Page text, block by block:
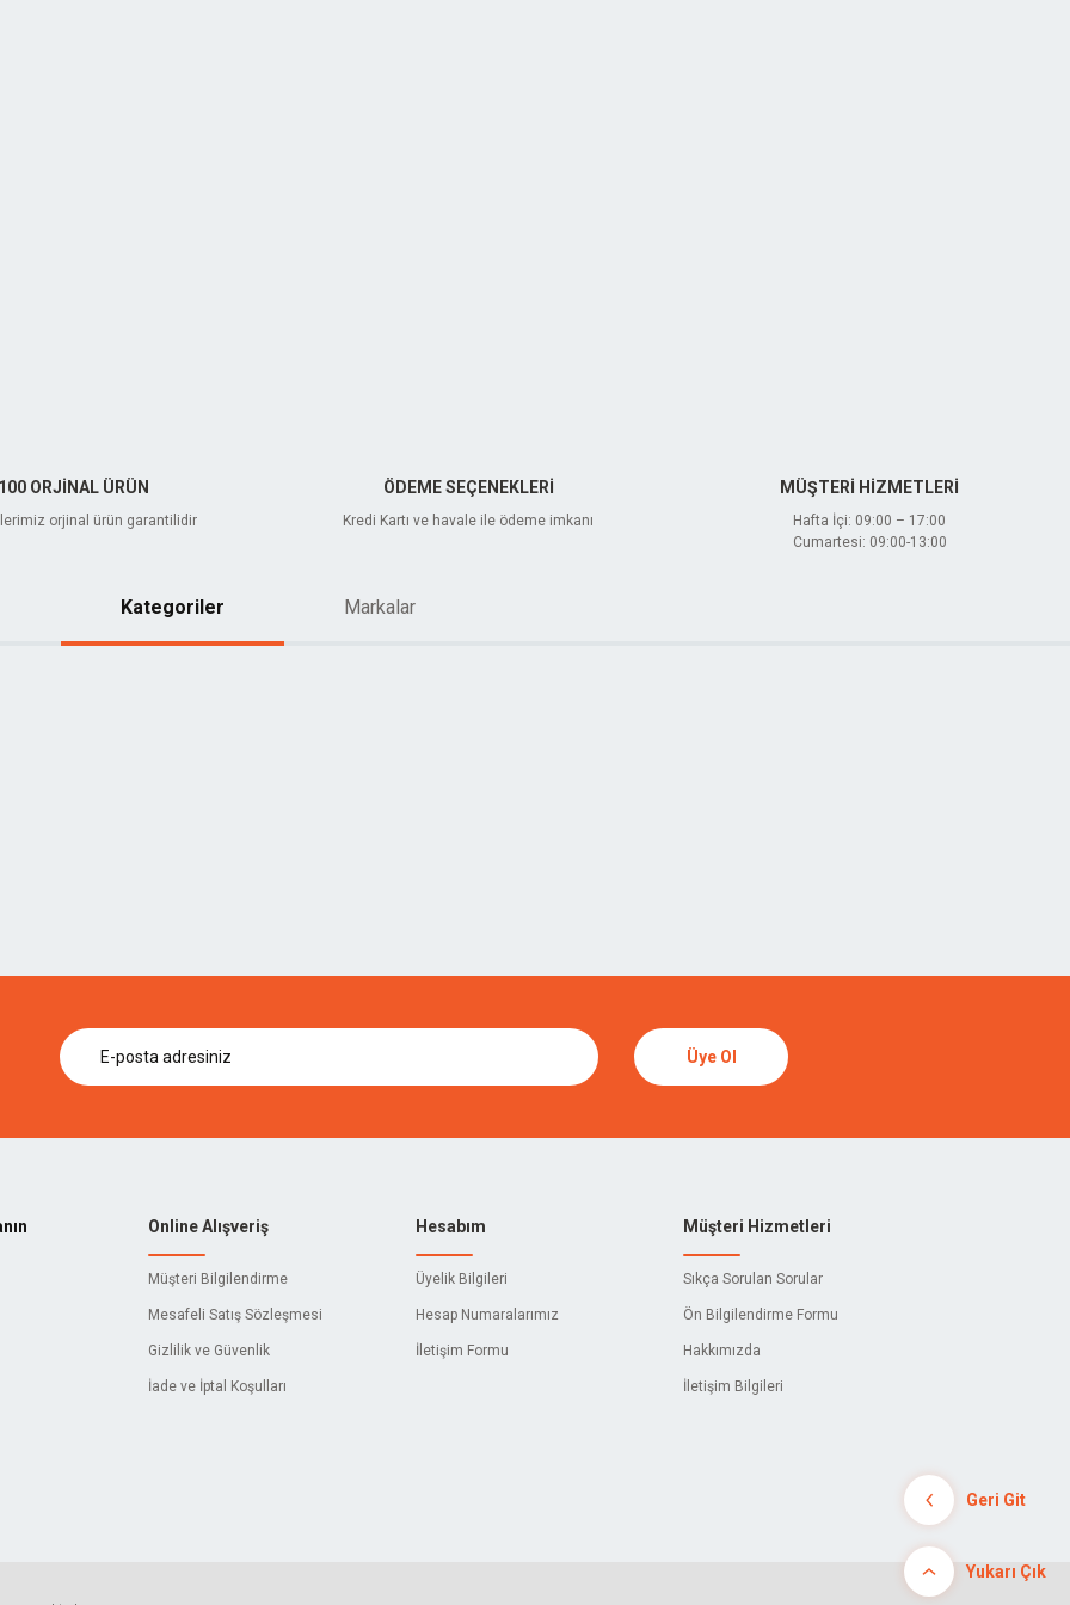
ORJİNAL ÜRÜN
orjinal ürün garantilidir
ÖDEME SEÇENEKLERİ
Kredi Kartı ve havale ile ödeme imkanı
MÜŞTERİ HİZMETLERİ
Hafta İçi: 09:00 – 17:00
Cumartesi: 09:00-13:00
Kategoriler Markalar
Üye Ol
Online Alışveriş
Müşteri Bilgilendirme
Mesafeli Satış Sözleşmesi
Gizlilik ve Güvenlik
İade ve İptal Koşulları
Hesabım
Üyelik Bilgileri
Hesap Numaralarımız
İletişim Formu
Müşteri Hizmetleri
Sıkça Sorulan Sorular
Ön Bilgilendirme Formu
Hakkımızda
İletişim Bilgileri
Geri Git
Yukarı Çık